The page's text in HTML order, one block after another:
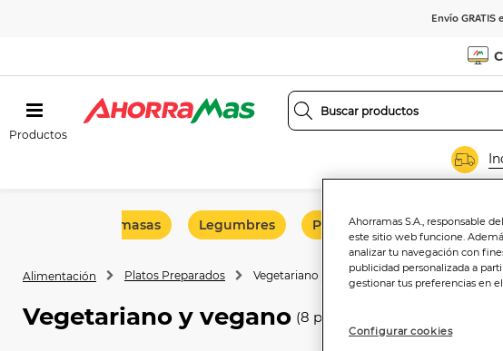
Envío
Productos
Pizzas y masas Legumbres Platos de carne
Alimentación Platos Preparados Vegetariano y vegano
Vegetariano y vegano (8 productos)
Ahorramas S.A., responsable
este sitio web funcione.
analizar tu navegación con
publicidad personalizada a
gestionar tus preferencias en
Configurar cookies